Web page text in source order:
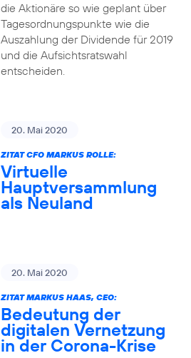
die Aktionäre so wie geplant über
Tagesordnungspunkte wie die
Auszahlung der Dividende für 2019
und die Aufsichtsratswahl
entscheiden.
20. Mai 2020
ZITAT CFO MARKUS ROLLE:
Virtuelle
Hauptversammlung
als Neuland
20. Mai 2020
ZITAT MARKUS HAAS, CEO:
Bedeutung der
digitalen Vernetzung
in der Corona-Krise